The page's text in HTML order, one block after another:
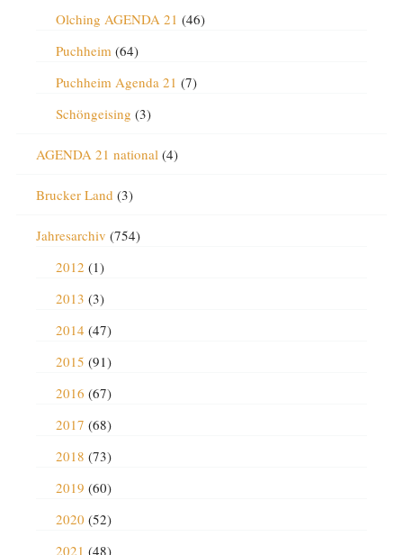
Olching AGENDA 21 (46)
Puchheim (64)
Puchheim Agenda 21 (7)
Schöngeising (3)
AGENDA 21 national (4)
Brucker Land (3)
Jahresarchiv (754)
2012 (1)
2013 (3)
2014 (47)
2015 (91)
2016 (67)
2017 (68)
2018 (73)
2019 (60)
2020 (52)
2021 (48)